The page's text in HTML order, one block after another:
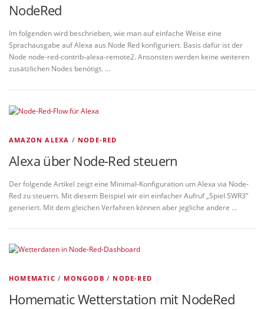
NodeRed
Im folgenden wird beschrieben, wie man auf einfache Weise eine
Sprachausgabe auf Alexa aus Node Red konfiguriert. Basis dafür ist der
Node node-red-contrib-alexa-remote2. Ansonsten werden keine weiteren
zusätzlichen Nodes benötigt. …
AMAZON ALEXA / NODE-RED
Alexa über Node-Red steuern
Der folgende Artikel zeigt eine Minimal-Konfiguration um Alexa via Node-
Red zu steuern. Mit diesem Beispiel wir ein einfacher Aufruf „Spiel SWR3“
generiert. Mit dem gleichen Verfahren können aber jegliche andere …
HOMEMATIC / MONGODB / NODE-RED
Homematic Wetterstation mit NodeRed